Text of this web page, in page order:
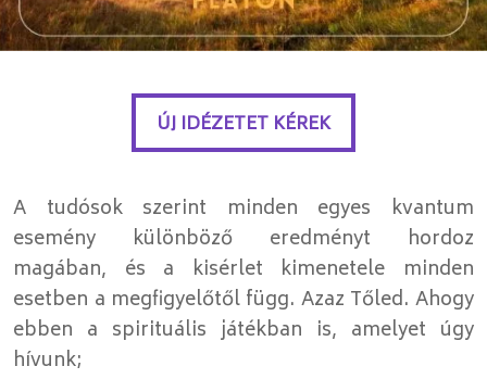
ÚJ IDÉZETET KÉREK
ÚJ IDÉZETET KÉREK
A tudósok szerint minden egyes kvantum
esemény különböző eredményt hordoz
magában, és a kisérlet kimenetele minden
esetben a megfigyelőtől függ. Azaz Tőled. Ahogy
ebben a spirituális játékban is, amelyet úgy
hívunk;